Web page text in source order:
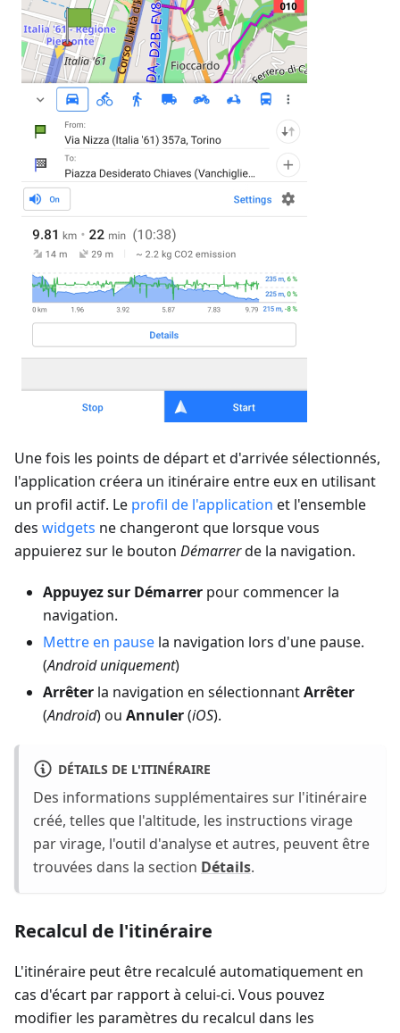
Une fois les points de départ et d'arrivée sélectionnés,
l'application créera un itinéraire entre eux en utilisant
un profil actif. Le profil de l'application et l'ensemble
des widgets ne changeront que lorsque vous
appuierez sur le bouton Démarrerde la navigation.
Appuyez sur Démarrer pour commencer la
navigation.
Mettre en pause la navigation lors d'une pause.
(Android uniquement)
Arrêter la navigation en sélectionnantArrêter
(Android) ou Annuler(iOS).
DÉTAILS DE L'ITINÉRAIRE
Des informations supplémentaires sur l'itinéraire
créé, telles que l'altitude, les instructions virage
par virage, l'outil d'analyse et autres, peuvent être
trouvées dans la section Détails.
Recalcul de l'itinéraire
L'itinéraire peut être recalculé automatiquement en
cas d'écart par rapport à celui-ci. Vous pouvez
modifier les paramètres du recalcul dans les